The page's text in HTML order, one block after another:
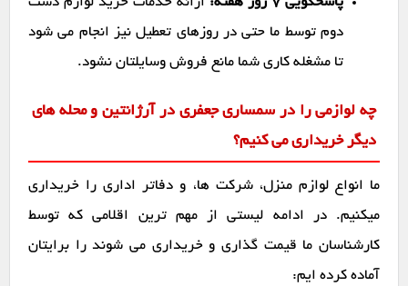
پاسخگویی ۷ روز هفته:
ارائه خدمات خرید لوازم دست
دوم توسط ما حتی در روزهای تعطیل نیز انجام می شود
تا مشغله کاری شما مانع فروش وسایلتان نشود.
چه لوازمی را در سمساری جعفری در آرژانتین و محله های
دیگر خریداری می کنیم؟
ما انواع لوازم منزل، شرکت ها، و دفاتر اداری را خریداری
میکنیم. در ادامه لیستی از مهم ترین اقلامی که توسط
کارشناسان ما قیمت گذاری و خریداری می شوند را برایتان
آماده کرده ایم: